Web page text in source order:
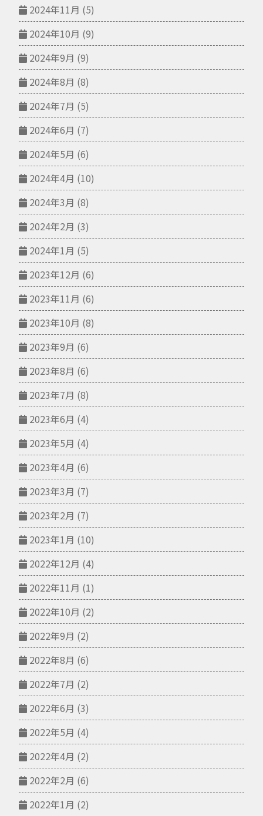
2024年11月 (5)
2024年10月 (9)
2024年9月 (9)
2024年8月 (8)
2024年7月 (5)
2024年6月 (7)
2024年5月 (6)
2024年4月 (10)
2024年3月 (8)
2024年2月 (3)
2024年1月 (5)
2023年12月 (6)
2023年11月 (6)
2023年10月 (8)
2023年9月 (6)
2023年8月 (6)
2023年7月 (8)
2023年6月 (4)
2023年5月 (4)
2023年4月 (6)
2023年3月 (7)
2023年2月 (7)
2023年1月 (10)
2022年12月 (4)
2022年11月 (1)
2022年10月 (2)
2022年9月 (2)
2022年8月 (6)
2022年7月 (2)
2022年6月 (3)
2022年5月 (4)
2022年4月 (2)
2022年2月 (6)
2022年1月 (2)